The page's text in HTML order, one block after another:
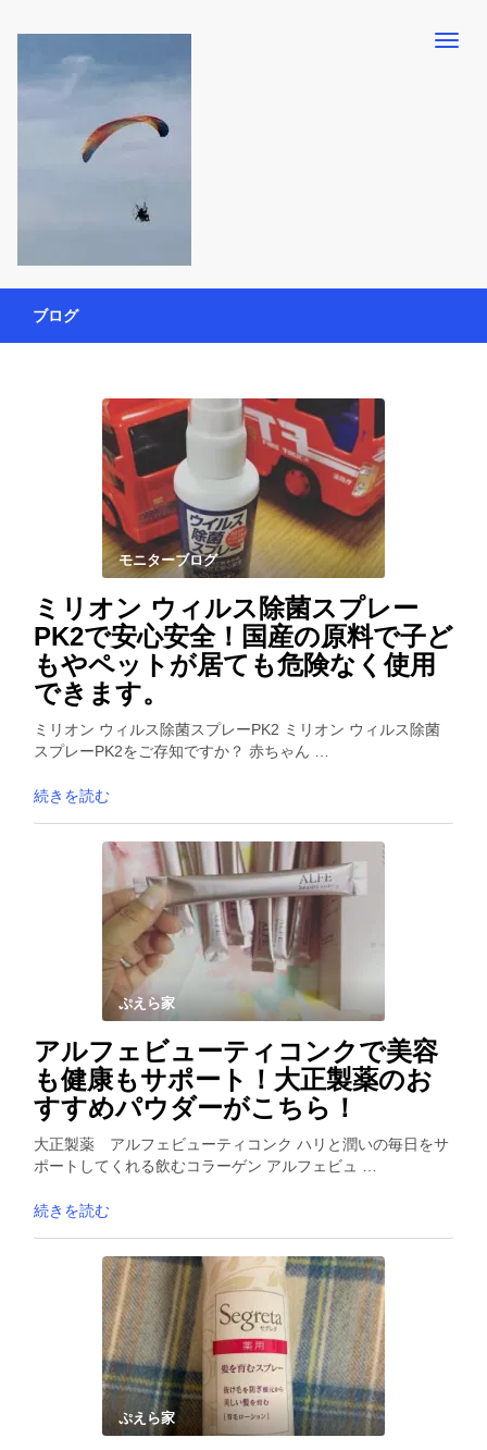
働く母の40代を楽しむ方法
ー活動を通して、豊かな生活を楽しんでいます。懸賞やモニター生
活だけでなく、大好きな【旅行・温泉・食育・美容健康アイテム探
索】も全力で楽しみます。
ブログ
モニターブログ
ミリオン ウィルス除菌スプレー
PK2で安心安全！国産の原料で子ど
もやペットが居ても危険なく使用
できます。
ミリオン ウィルス除菌スプレーPK2 ミリオン ウィルス除菌
スプレーPK2をご存知ですか？ 赤ちゃん …
続きを読む
ぷえら家
アルフェビューティコンクで美容
も健康もサポート！大正製薬のお
すすめパウダーがこちら！
大正製薬 アルフェビューティコンク ハリと潤いの毎日をサ
ポートしてくれる飲むコラーゲン アルフェビュ …
続きを読む
ぷえら家